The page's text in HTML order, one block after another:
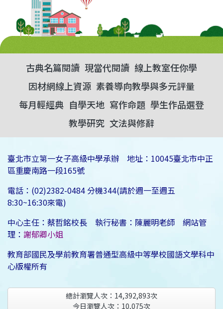
古典名篇閱讀 現當代閱讀 線上教室任你學
因材網線上資源 素養導向教學與多元評量
每月輕經典 自學天地 寫作命題 學生作品選登
教學研究 文法與修辭
臺北市立第一女子高級中學承辦 地址：10045臺北市中正
區重慶南路一段165號
電話：(02)2382-0484 分機344(請於週一至週五
8:30~16:30來電)
中心主任：蔡哲銘校長 執行秘書：陳麗明老師 網站管
理： 謝郁卿小姐
教育部國民及學前教育署普通型高級中等學校國語文學科中
心版權所有
總計瀏覽人次： 14,392,893次
今日瀏覽人次： 10,075次